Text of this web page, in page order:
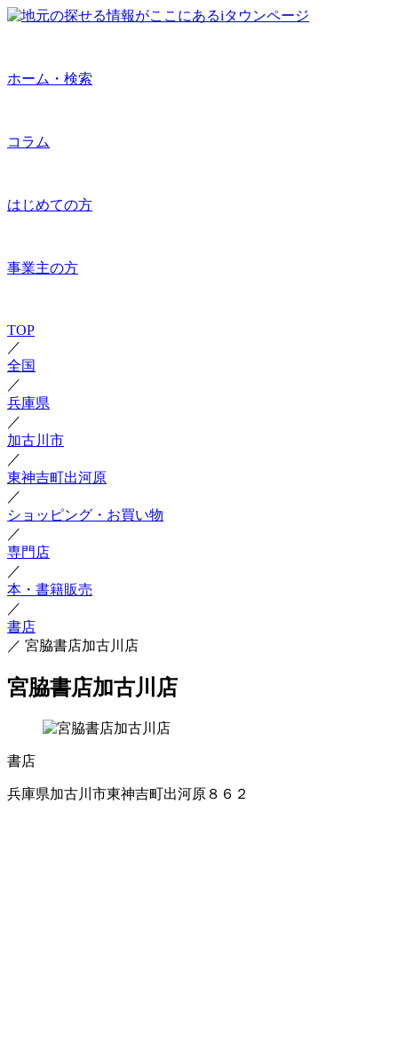
ホーム・検索
コラム
はじめての方
事業主の方
TOP
／
全国
／
兵庫県
／
加古川市
／
東神吉町出河原
／
ショッピング・お買い物
／
専門店
／
本・書籍販売
／
書店
／ 宮脇書店加古川店
宮脇書店加古川店
書店
兵庫県加古川市東神吉町出河原８６２